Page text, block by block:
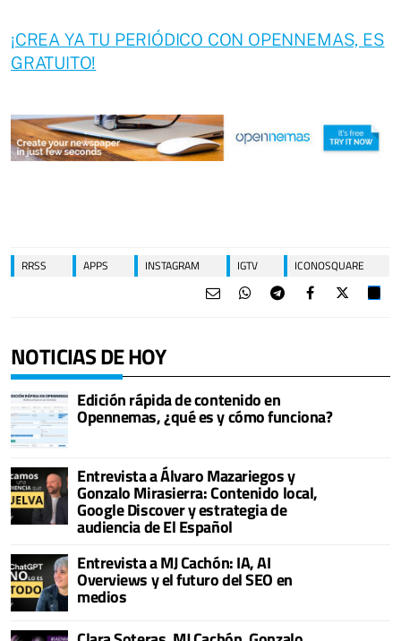
¡CREA YA TU PERIÓDICO CON OPENNEMAS, ES
GRATUITO!
RRSS APPS INSTAGRAM IGTV ICONOSQUARE
NOTICIAS DE HOY
Edición rápida de contenido en
Opennemas, ¿qué es y cómo funciona?
Entrevista a Álvaro Mazariegos y
Gonzalo Mirasierra: Contenido local,
Google Discover y estrategia de
audiencia de El Español
Entrevista a MJ Cachón: IA, AI
Overviews y el futuro del SEO en
medios